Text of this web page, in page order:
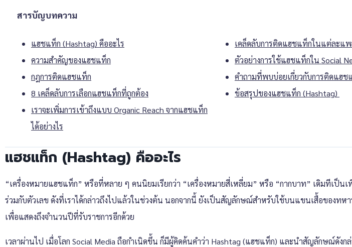
สารบัญบทความ
แฮชแท็ก (Hashtag) คืออะไร
ความสำคัญของแฮชแท็ก
กฎการติดแฮชแท็ก
8 เคล็ดลับการเลือกแฮชแท็กที่ถูกต้อง
เราจะเพิ่มการเข้าถึงแบบ Organic Reach จากแฮชแท็ก
ได้อย่างไร
เคล็ดลับการติดแฮชแท็กในแต่ละแ
ตัวอย่างการใช้แฮชแท็กใน Social
คำถามที่พบบ่อยเกี่ยวกับการติดแฮช
ข้อสรุปของแฮชแท็ก (Hashtag)
แฮชแท็ก (Hashtag) คืออะไร
“เครื่องหมายแฮชแท็ก” หรือที่หลาย ๆ คนนิยมเรียกว่า “เครื่องหมายสี่เหลี่ยม” หรือ “กากบาท” เดิมทีเป็
ร่วมกับตัวเลข ดังที่เราได้กล่าวถึงไปแล้วในช่วงต้น นอกจากนี้ ยังเป็นสัญลักษณ์สำหรับใช้บนแขนเสื้อของทห
เพื่อแสดงถึงจำนวนปีที่รับราชการอีกด้วย
เวลาผ่านไป เมื่อโลก Social Media ถือกำเนิดขึ้น ก็มีผู้คิดค้นคำว่า Hashtag (แฮชแท็ก) และนำสัญลักษณ์ดังก